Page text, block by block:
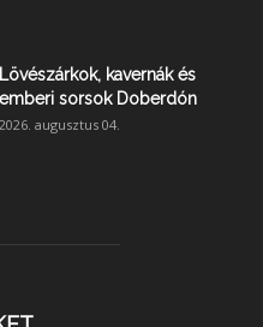
Lövészárkok, kavernák és
emberi sorsok Doberdón
2026. augusztus 04.